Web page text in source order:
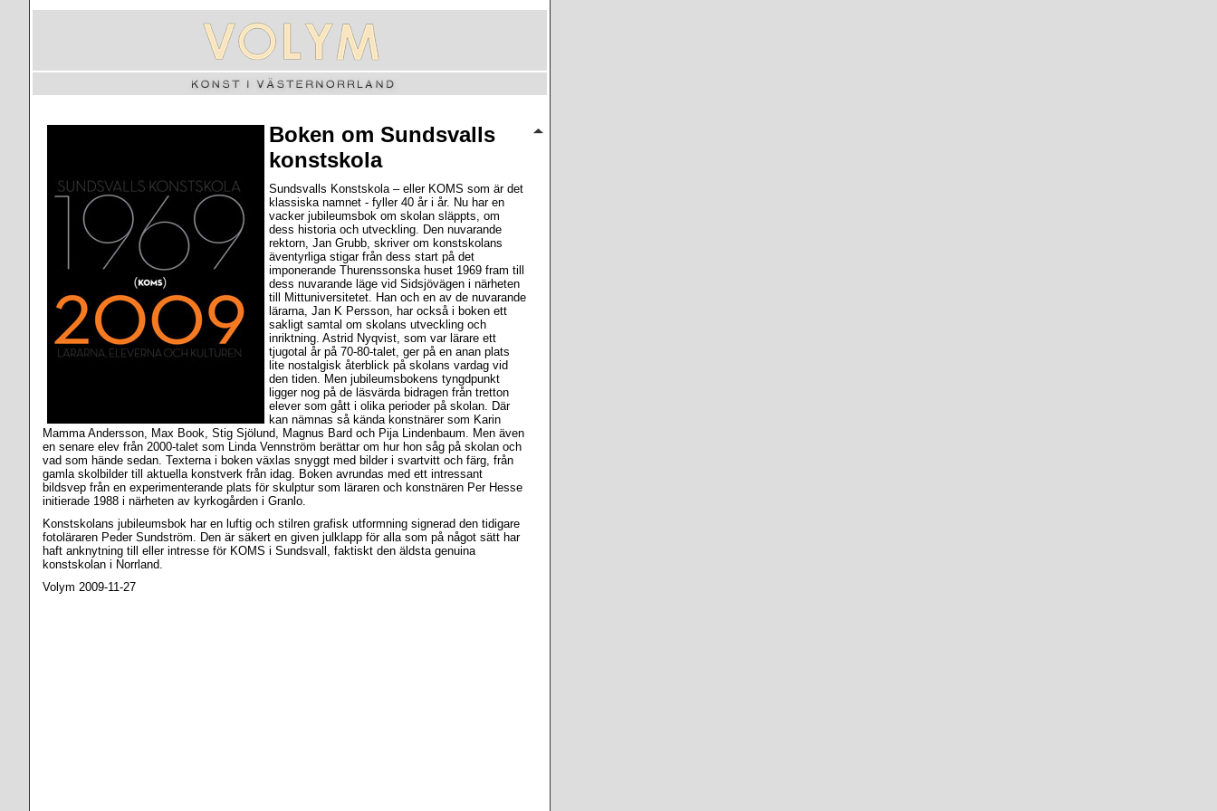
Boken om Sundsvalls
konstskola
Sundsvalls Konstskola – eller KOMS som är det
klassiska namnet - fyller 40 år i år. Nu har en
vacker jubileumsbok om skolan släppts, om
dess historia och utveckling. Den nuvarande
rektorn, Jan Grubb, skriver om konstskolans
äventyrliga stigar från dess start på det
imponerande Thurenssonska huset 1969 fram till
dess nuvarande läge vid Sidsjövägen i närheten
till Mittuniversitetet. Han och en av de nuvarande
lärarna, Jan K Persson, har också i boken ett
sakligt samtal om skolans utveckling och
inriktning. Astrid Nyqvist, som var lärare ett
tjugotal år på 70-80-talet, ger på en anan plats
lite nostalgisk återblick på skolans vardag vid
den tiden. Men jubileumsbokens tyngdpunkt
ligger nog på de läsvärda bidragen från tretton
elever som gått i olika perioder på skolan. Där
kan nämnas så kända konstnärer som Karin
Mamma Andersson, Max Book, Stig Sjölund, Magnus Bard och Pija Lindenbaum. Men även
en senare elev från 2000-talet som Linda Vennström berättar om hur hon såg på skolan och
vad som hände sedan. Texterna i boken växlas snyggt med bilder i svartvitt och färg, från
gamla skolbilder till aktuella konstverk från idag. Boken avrundas med ett intressant
bildsvep från en experimenterande plats för skulptur som läraren och konstnären Per Hesse
initierade 1988 i närheten av kyrkogården i Granlo.
Konstskolans jubileumsbok har en luftig och stilren grafisk utformning signerad den tidigare
fotoläraren Peder Sundström. Den är säkert en given julklapp för alla som på något sätt har
haft anknytning till eller intresse för KOMS i Sundsvall, faktiskt den äldsta genuina
konstskolan i Norrland.
Volym 2009-11-27